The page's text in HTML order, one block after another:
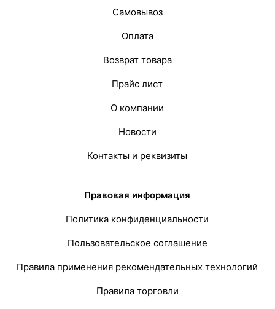
Самовывоз
Оплата
Возврат товара
Прайс лист
О компании
Новости
Контакты и реквизиты
Правовая информация
Политика конфиденциальности
Пользовательское соглашение
Правила применения рекомендательных технологий
Правила торговли